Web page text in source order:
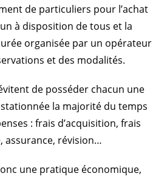
de particuliers pour l’achat
à disposition de tous et la
organisée par un opérateur
et des modalités.
de posséder chacun une
la majorité du temps
: frais d’acquisition, frais
assurance, révision…
une pratique économique,